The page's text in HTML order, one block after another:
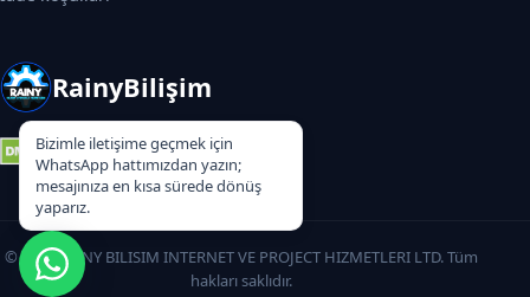
RainyBilişim
© 2026 RAINY BILISIM INTERNET VE PROJECT HIZMETLERI LTD. Tüm
hakları saklıdır.
Bizimle iletişime geçmek için
WhatsApp hattımızdan yazın;
mesajınıza en kısa sürede dönüş
yaparız.